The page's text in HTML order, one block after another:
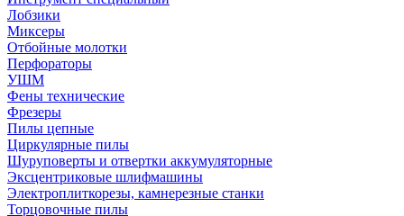
Лобзики
Миксеры
Отбойные молотки
Перфораторы
УШМ
Фены технические
Фрезеры
Пилы цепные
Циркулярные пилы
Шуруповерты и отвертки аккумуляторные
Эксцентриковые шлифмашины
Электроплиткорезы, камнерезные станки
Торцовочные пилы